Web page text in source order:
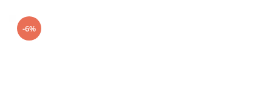
Sonerie inteligentă
Accesorii camere de supraveghere
-6%